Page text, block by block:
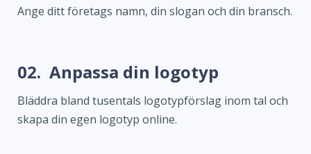
Ange ditt företags namn, din slogan och din bransch.
02. Anpassa din logotyp
Bläddra bland tusentals logotypförslag inom tal och
skapa din egen logotyp online.